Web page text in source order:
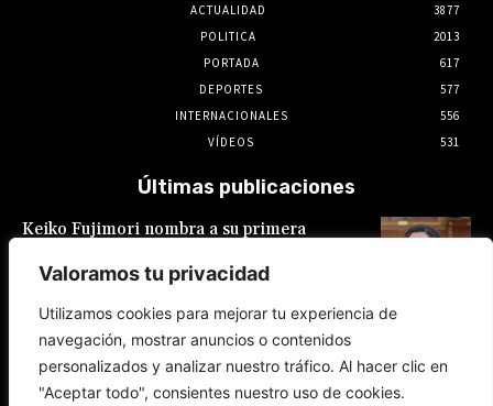
Valoramos tu privacidad
Utilizamos cookies para mejorar tu experiencia de
navegación, mostrar anuncios o contenidos
personalizados y analizar nuestro tráfico. Al hacer clic en
"Aceptar todo", consientes nuestro uso de cookies.
ACTUALIDAD
3877
POLITICA
2013
PORTADA
617
DEPORTES
577
INTERNACIONALES
556
VÍDEOS
531
Últimas publicaciones
Keiko Fujimori nombra a su primera
encargada: es Hilda Sandoval Cornejo
España: Pedro Sánchez lanza un ultimátum a
Italia por la crisis migratoria en Ceuta
8 de agosto de 2026